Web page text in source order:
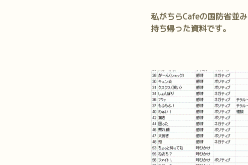
私がちらCafeの国防省並
持ち帰った資料です。